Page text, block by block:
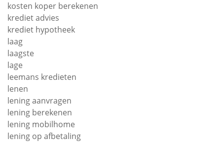
kosten koper berekenen
krediet advies
krediet hypotheek
laag
laagste
lage
leemans kredieten
lenen
lening aanvragen
lening berekenen
lening mobilhome
lening op afbetaling